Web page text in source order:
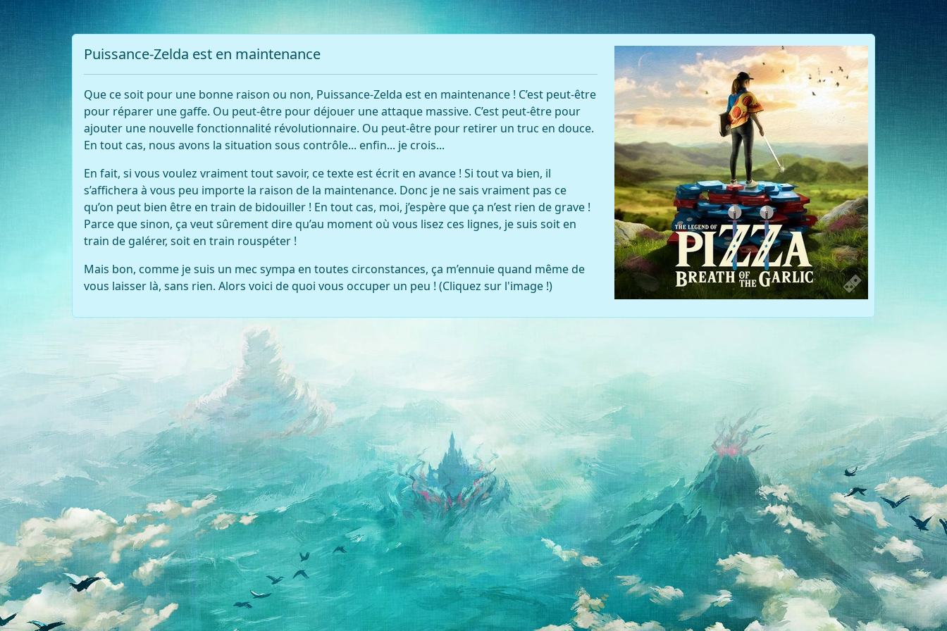
Puissance-Zelda est en maintenance
Que ce soit pour une bonne raison ou non, Puissance-Zelda est en maintenance ! C’est peut-être
pour réparer une gaffe. Ou peut-être pour déjouer une attaque massive. C’est peut-être pour
ajouter une nouvelle fonctionnalité révolutionnaire. Ou peut-être pour retirer un truc en douce.
En tout cas, nous avons la situation sous contrôle... enfin... je crois...
En fait, si vous voulez vraiment tout savoir, ce texte est écrit en avance ! Si tout va bien, il
s’affichera à vous peu importe la raison de la maintenance. Donc je ne sais vraiment pas ce
qu’on peut bien être en train de bidouiller ! En tout cas, moi, j’espère que ça n’est rien de grave !
Parce que sinon, ça veut sûrement dire qu’au moment où vous lisez ces lignes, je suis soit en
train de galérer, soit en train rouspéter !
Mais bon, comme je suis un mec sympa en toutes circonstances, ça m’ennuie quand même de
vous laisser là, sans rien. Alors voici de quoi vous occuper un peu ! (Cliquez sur l'image !)